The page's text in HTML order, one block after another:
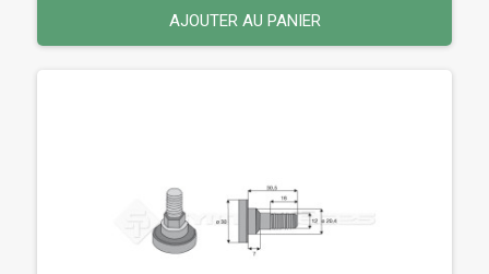
AJOUTER AU PANIER